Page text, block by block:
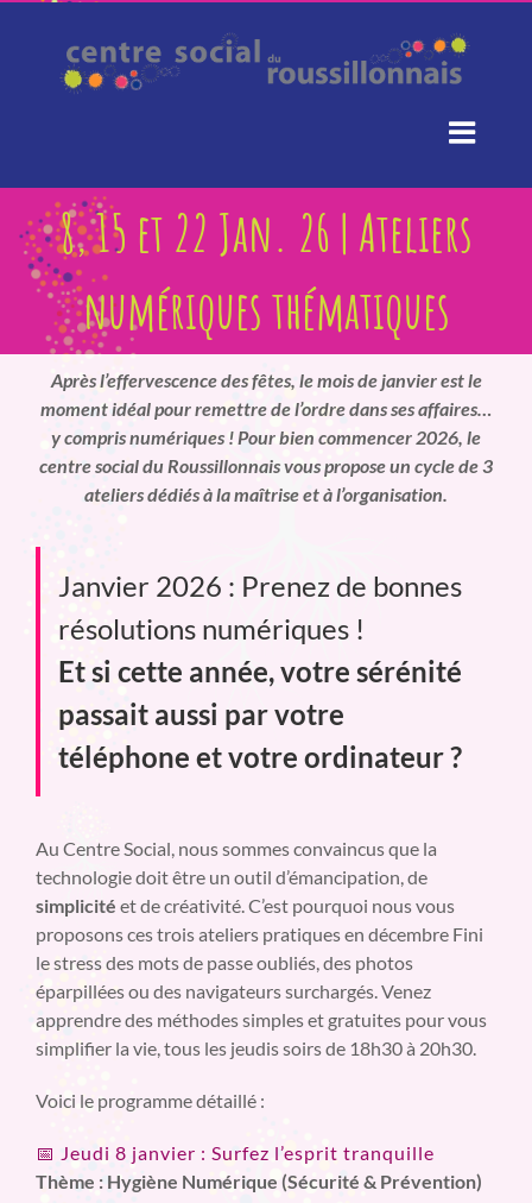
contenu
8, 15 et 22 Jan. 26 | Ateliers
numériques thématiques
Après l’effervescence des fêtes, le mois de janvier est le
moment idéal pour remettre de l’ordre dans ses affaires…
y compris numériques ! Pour bien commencer 2026, le
centre social du Roussillonnais vous propose un cycle de 3
ateliers dédiés à lamaîtrise et à l’organisation.
Janvier 2026 : Prenez de bonnes
résolutions numériques !
Et si cette année, votre sérénité
passait aussi par votre
téléphone et votre ordinateur ?
Au Centre Social, nous sommes convaincus que la
technologie doit être un outil d’émancipation, de
simplicité et de créativité. C’est pourquoi nous vous
proposons ces trois ateliers pratiques en décembre Fini
le stress des mots de passe oubliés, des photos
éparpillées ou des navigateurs surchargés. Venez
apprendre des méthodes simples et gratuites pour vous
simplifier la vie, tous les jeudis soirs de 18h30 à 20h30.
Voici le programme détaillé :
📅 Jeudi 8 janvier : Surfez l’esprit tranquille
Thème : Hygiène Numérique (Sécurité & Prévention)